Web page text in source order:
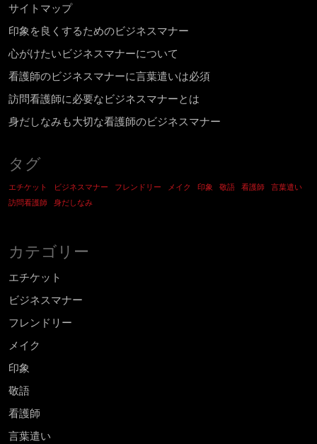
サイトマップ
印象を良くするためのビジネスマナー
心がけたいビジネスマナーについて
看護師のビジネスマナーに言葉遣いは必須
訪問看護師に必要なビジネスマナーとは
身だしなみも大切な看護師のビジネスマナー
タグ
エチケット ビジネスマナー フレンドリー メイク 印象 敬語 看護師
言葉遣い
訪問看護師
身だしなみ
カテゴリー
エチケット
ビジネスマナー
フレンドリー
メイク
印象
敬語
看護師
言葉遣い